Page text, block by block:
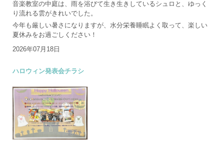
音楽教室の中庭は、雨を浴びて生き生きしているシュロと、ゆっく
り流れる雲がきれいでした。
今年も厳しい暑さになりますが、水分栄養睡眠よく取って、楽しい
夏休みをお過ごしください！
2026年07月18日
ハロウィン発表会チラシ